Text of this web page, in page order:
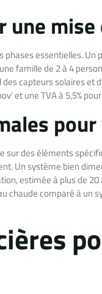
une
phases essentielles. Un
famille de 2 à 4
capteurs solaires
et une TVA à 5,5%
des éléments
Un système bien
estimée à plus de
chaude comparé à